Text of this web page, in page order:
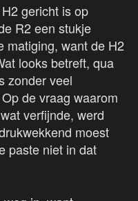
gericht is op
R2 een stukje
matiging, want de H2
looks betreft, qua
zonder veel
de vraag waarom
verfijnde, werd
moest
paste niet in dat